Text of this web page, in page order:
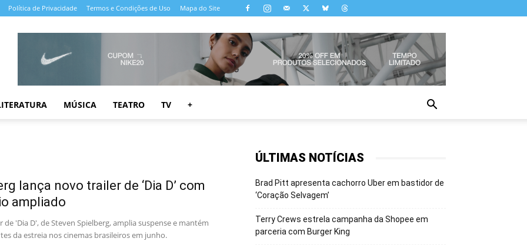
Política de Privacidade Termos e Condições de Uso Mapa do Site
MÚSICA TEATRO TV +
lança novo trailer de ‘Dia D’ com
ampliado
de 'Dia D', de Steven Spielberg, amplia suspense e mantém
da estreia nos cinemas brasileiros em junho.
ÚLTIMAS NOTÍCIAS
Brad Pitt apresenta cachorro Uber em bastidor de
‘Coração Selvagem’
Terry Crews estrela campanha da Shopee em
parceria com Burger King